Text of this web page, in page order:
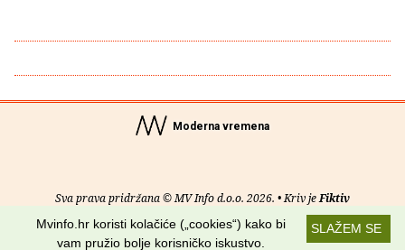
Moderna vremena
Sva prava pridržana © MV Info d.o.o. 2026. • Kriv jeFiktiv
Uvjeti korištenja RSS kanaliSLAŽEM SE
Mvinfo.hr koristi kolačiće („cookies“) kako bi
vam pružio bolje korisničko iskustvo.